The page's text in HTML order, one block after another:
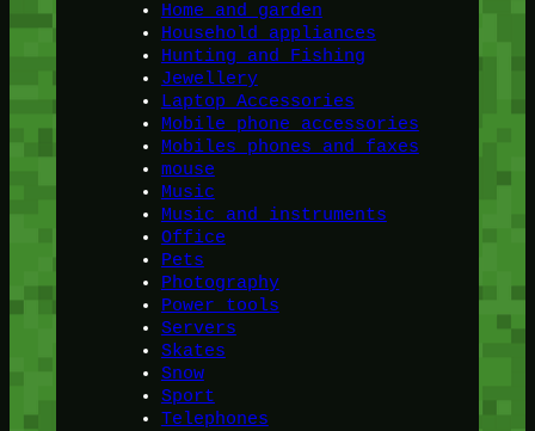
Home and garden
Household appliances
Hunting and Fishing
Jewellery
Laptop Accessories
Mobile phone accessories
Mobiles phones and faxes
mouse
Music
Music and instruments
Office
Pets
Photography
Power tools
Servers
Skates
Snow
Sport
Telephones